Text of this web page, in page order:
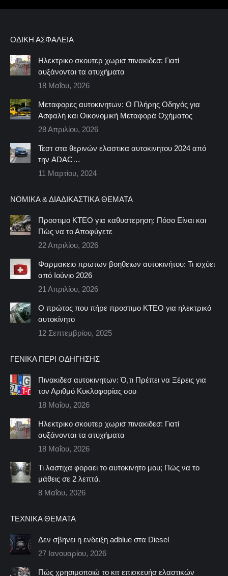
ΟΔΙΚΉ ΑΣΦΆΛΕΙΑ
Ηλεκτρικο σκουτερ χωρισ πινακιδεσ: Γιατί
αυξάνονται τα ατυχήματα
18 Μαΐου, 2026
Μεταφορες αυτοκινητων: Ο Πλήρης Οδηγός για
Ασφαλή και Οικονομική Μεταφορά Οχήματος
28 Απριλίου, 2026
Τεστ στα θερινών ελαστικα αυτοκινητου 2024 από
την ADAC…
11 Μαρτίου, 2024
ΝΟΜΙΚΆ & ΔΙΑΔΙΚΑΣΤΙΚΆ ΘΈΜΑΤΑ
Προστιμο ΚΤΕΟ για καθυστερηση: Πόσο Είναι και
Πώς να το Αποφύγετε
22 Απριλίου, 2026
Φαρμακειο πρωτων βοηθειων αυτοκινήτου: Τι ισχύει
από Ιούνιο 2026
21 Απριλίου, 2026
Ο πρώτος που πήρε προστιμο ΚΤΕΟ για ηλεκτρικό
αυτοκίνητο
12 Σεπτεμβρίου, 2025
ΓΕΝΙΚΆ ΠΕΡΊ ΟΔΉΓΗΣΗΣ
Πινακιδεσ αυτοκινητων: Ό,τι Πρέπει να Ξέρεις για
τον Αριθμό Κυκλοφορίας σου
18 Μαΐου, 2026
Ηλεκτρικο σκουτερ χωρισ πινακιδεσ: Γιατί
αυξάνονται τα ατυχήματα
18 Μαΐου, 2026
Τι λαστιχα φοραει το αυτοκινητο μου; Πώς να το
μάθεις σε 2 λεπτά.
8 Μαΐου, 2026
ΤΕΧΝΙΚΆ ΘΈΜΑΤΑ
Δεν σβηνει η ενδειξη adblue στα Diesel
27 Ιανουαρίου, 2026
Πώς χρησιμοποιώ το κιτ επισκευήσ ελαστικών